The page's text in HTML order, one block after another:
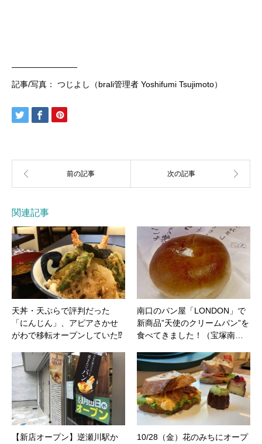
————————
記事/写真： つじよし（brali管理者 Yoshifumi Tsujimoto）
関連記事
天丼・天ぷらで評判だった
「にんじん」、アピアさかせ
がわで移転オープンしていた⁉
南口のパン屋「LONDON」で
新商品”天使のクリームパン”を
食べてきました！（宝塚南…
【新店オープン】逆瀬川駅か
10/28（金）花のみちにオープ